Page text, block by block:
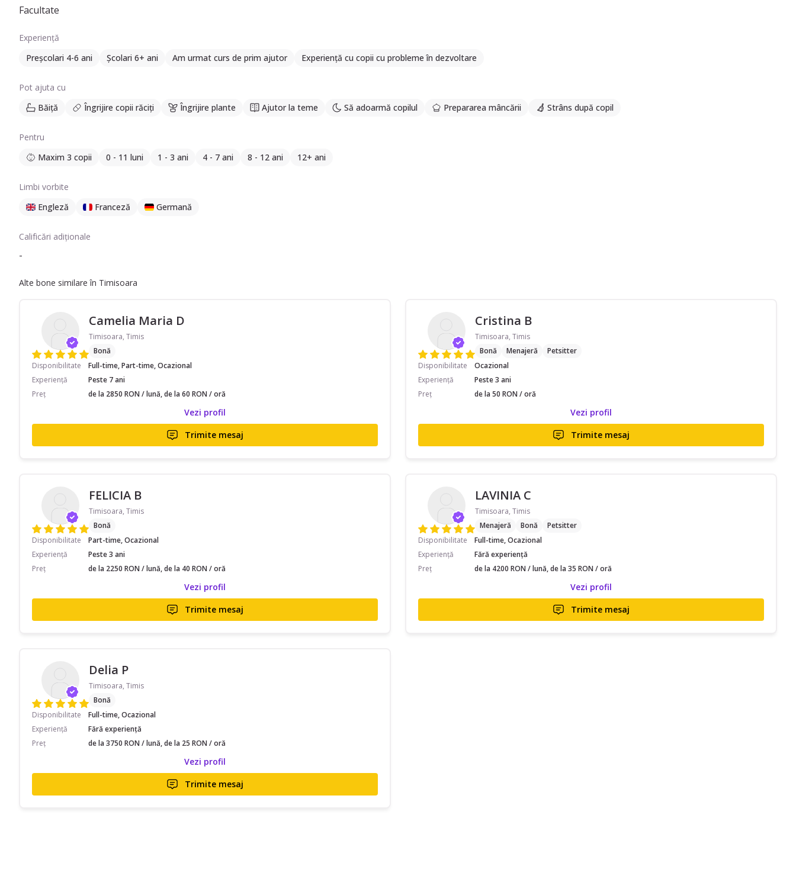
Facultate
Experiență
Preșcolari 4-6 ani
Școlari 6+ ani Am urmat curs de prim ajutor Experiență cu copii cu probleme în dezvoltare
Pot ajuta cu
Băiță
Îngrijire copii răciți Îngrijire plante Ajutor la teme Să adoarmă copilul Prepararea mâncării Strâns după copil
Pentru
Maxim 3 copii
0 - 11 luni 1 - 3 ani 4 - 7 ani 8 - 12 ani 12+ ani
Limbi vorbite
Engleză
Franceză Germană
Calificări adiționale
-
Alte bone similare în Timisoara
Camelia Maria D
Timisoara, Timis
Bonă
Disponibilitate
Full-time, Part-time, Ocazional
Experiență
Peste 7 ani
Preț
de la 2850 RON / lună, de la 60 RON / oră
Vezi profil
Trimite mesaj
Cristina B
Timisoara, Timis
Bonă
Menajeră
Petsitter
Disponibilitate
Ocazional
Experiență
Peste 3 ani
Preț
de la 50 RON / oră
Vezi profil
Trimite mesaj
FELICIA B
Timisoara, Timis
Bonă
Disponibilitate
Part-time, Ocazional
Experiență
Peste 3 ani
Preț
de la 2250 RON / lună, de la 40 RON / oră
Vezi profil
Trimite mesaj
LAVINIA C
Timisoara, Timis
Menajeră
Bonă
Petsitter
Disponibilitate
Full-time, Ocazional
Experiență
Fără experiență
Preț
de la 4200 RON / lună, de la 35 RON / oră
Vezi profil
Trimite mesaj
Delia P
Timisoara, Timis
Bonă
Disponibilitate
Full-time, Ocazional
Experiență
Fără experiență
Preț
de la 3750 RON / lună, de la 25 RON / oră
Vezi profil
Trimite mesaj